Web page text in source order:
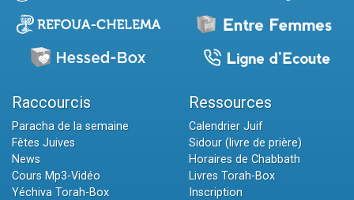
Raccourcis
Paracha de la semaine
Fêtes Juives
News
Cours Mp3-Vidéo
Yéchiva Torah-Box
Ressources
Calendrier Juif
Sidour (livre de prière)
Horaires de Chabbath
Livres Torah-Box
Inscription